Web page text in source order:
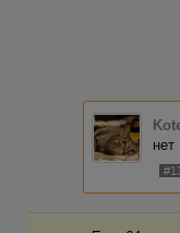
нет